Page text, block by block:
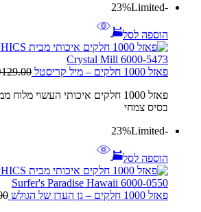
-23%
Limited
הוספה לסל
פאזל 1000 חלקים – מיל קריסטל 129.00
פאזל 1000 חלקים איכותי העשוי
בסיס צמחי
-23%
Limited
הוספה לסל
פאזל 1000 חלקים – גן העדן של הגולש